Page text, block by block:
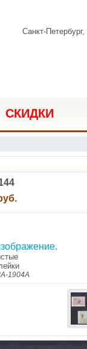
Санкт-Петербург,
СКИДКИ
1904А